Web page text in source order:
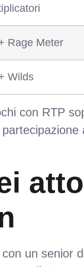
Rage Meter
Wilds
con RTP
un senior